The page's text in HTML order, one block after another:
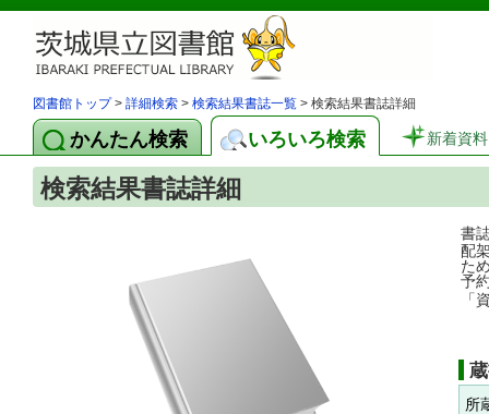
図書館トップ> 詳細検索 > 検索結果書誌一覧 > 検索結果書誌詳細
かんたん検索 いろいろ検索 新着資料
検索結果書誌詳細
書
配
た
予
「
所